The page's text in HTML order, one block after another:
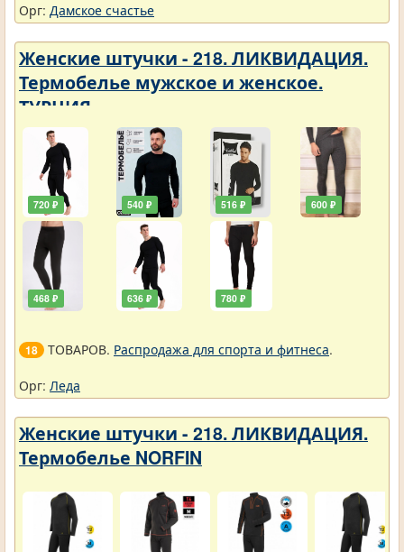
Орг: Дамское счастье
Женские штучки - 218. ЛИКВИДАЦИЯ.
Термобелье мужское и женское.
ТУРЦИЯ
720 ₽
468 ₽
540 ₽
636 ₽
516 ₽
780 ₽
600 ₽
18 ТОВАРОВ. Распродажа для спорта и фитнеса.
Орг: Леда
Женские штучки - 218. ЛИКВИДАЦИЯ.
Термобелье NORFIN